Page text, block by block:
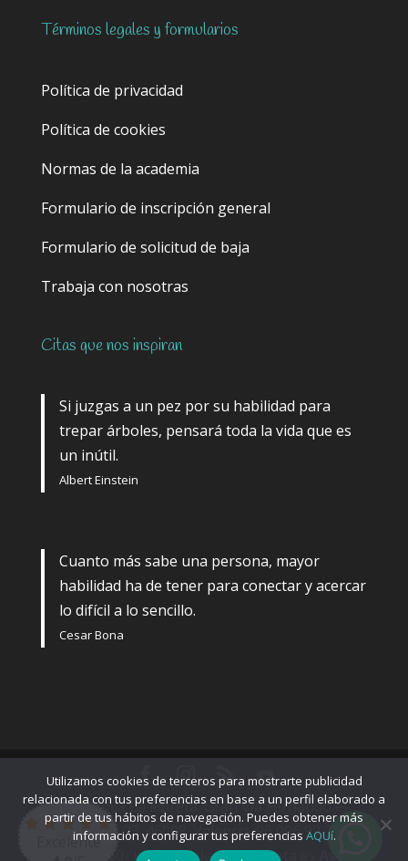
Términos legales y formularios
Política de privacidad
Política de cookies
Normas de la academia
Formulario de inscripción general
Formulario de solicitud de baja
Trabaja con nosotras
Citas que nos inspiran
Si juzgas a un pez por su habilidad para
trepar árboles, pensará toda la vida que es
un inútil.
Albert Einstein
Cuanto más sabe una persona, mayor
habilidad ha de tener para conectar y acercar
lo difícil a lo sencillo.
Cesar Bona
Academia La llibreta. Gran Vía Fernando el
Católico, 23. 46008. Valencia. 96 006 99 34-
666875860- info@academialallibreta.es
Excelente
Utilizamos cookies de terceros para mostrarte publicidad
relacionada con tus preferencias en base a un perfil elaborado a
partir de tus hábitos de navegación. Puedes obtener más
información y configurar tus preferencias AQUí.